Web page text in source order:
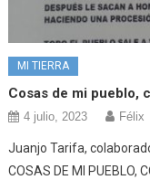
MI TIERRA
Cosas de mi pueblo,
4 julio, 2023 Félix
Juanjo Tarifa,
COSAS DE MI PUEBLO,